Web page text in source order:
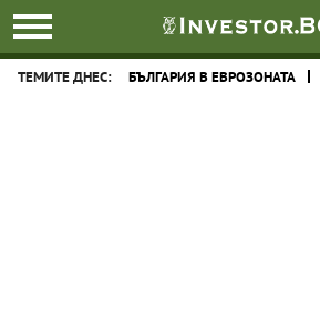
ТЕМИТЕ ДНЕС: БЪЛГАРИЯ В ЕВРОЗОНАТА